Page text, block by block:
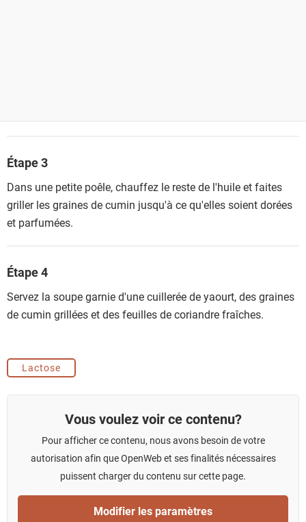
Étape 3
Dans une petite poêle, chauffez le reste de l'huile et faites
griller les graines de cumin jusqu'à ce qu'elles soient dorées
et parfumées.
Étape 4
Servez la soupe garnie d'une cuillerée de yaourt, des graines
de cumin grillées et des feuilles de coriandre fraîches.
Lactose
Vous voulez voir ce contenu?
Pour afficher ce contenu, nous avons besoin de votre
autorisation afin que OpenWeb et ses finalités nécessaires
puissent charger du contenu sur cette page.
Modifier les paramètres